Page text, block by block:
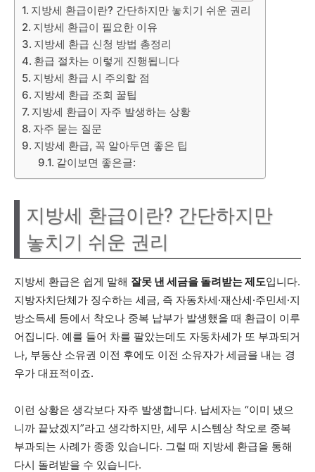
지방세 환급이란? 간단하지만 놓치기 쉬운 권리
지방세 환급이 필요한 이유
지방세 환급 신청 방법 총정리
환급 절차는 이렇게 진행됩니다
지방세 환급 시 주의할 점
지방세 환급 조회 꿀팁
지방세 환급이 자주 발생하는 상황
자주 묻는 질문
지방세 환급, 꼭 알아두면 좋은 팁
같이보면 좋은글:
지방세 환급이란? 간단하지만
놓치기 쉬운 권리
지방세 환급은 쉽게 말해 잘못 낸 세금을 돌려받는 제도입니다.
지방자치단체가 징수하는 세금, 즉 자동차세·재산세·주민세·지
방소득세 등에서 착오나 중복 납부가 발생했을 때 환급이 이루
어집니다. 예를 들어 차를 팔았는데도 자동차세가 또 부과되거
나, 부동산 소유권 이전 후에도 이전 소유자가 세금을 내는 경
우가 대표적이죠.
이런 상황은 생각보다 자주 발생합니다. 납세자는 “이미 냈으
니까 끝났겠지”라고 생각하지만, 세무 시스템상 착오로 중복
부과되는 사례가 종종 있습니다. 그럴 때 지방세 환급을 통해
다시 돌려받을 수 있습니다.